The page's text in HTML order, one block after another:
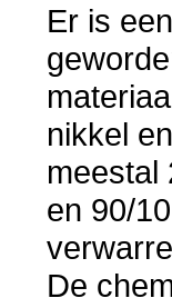
Er is
nikkel
meestal
en 90/
De